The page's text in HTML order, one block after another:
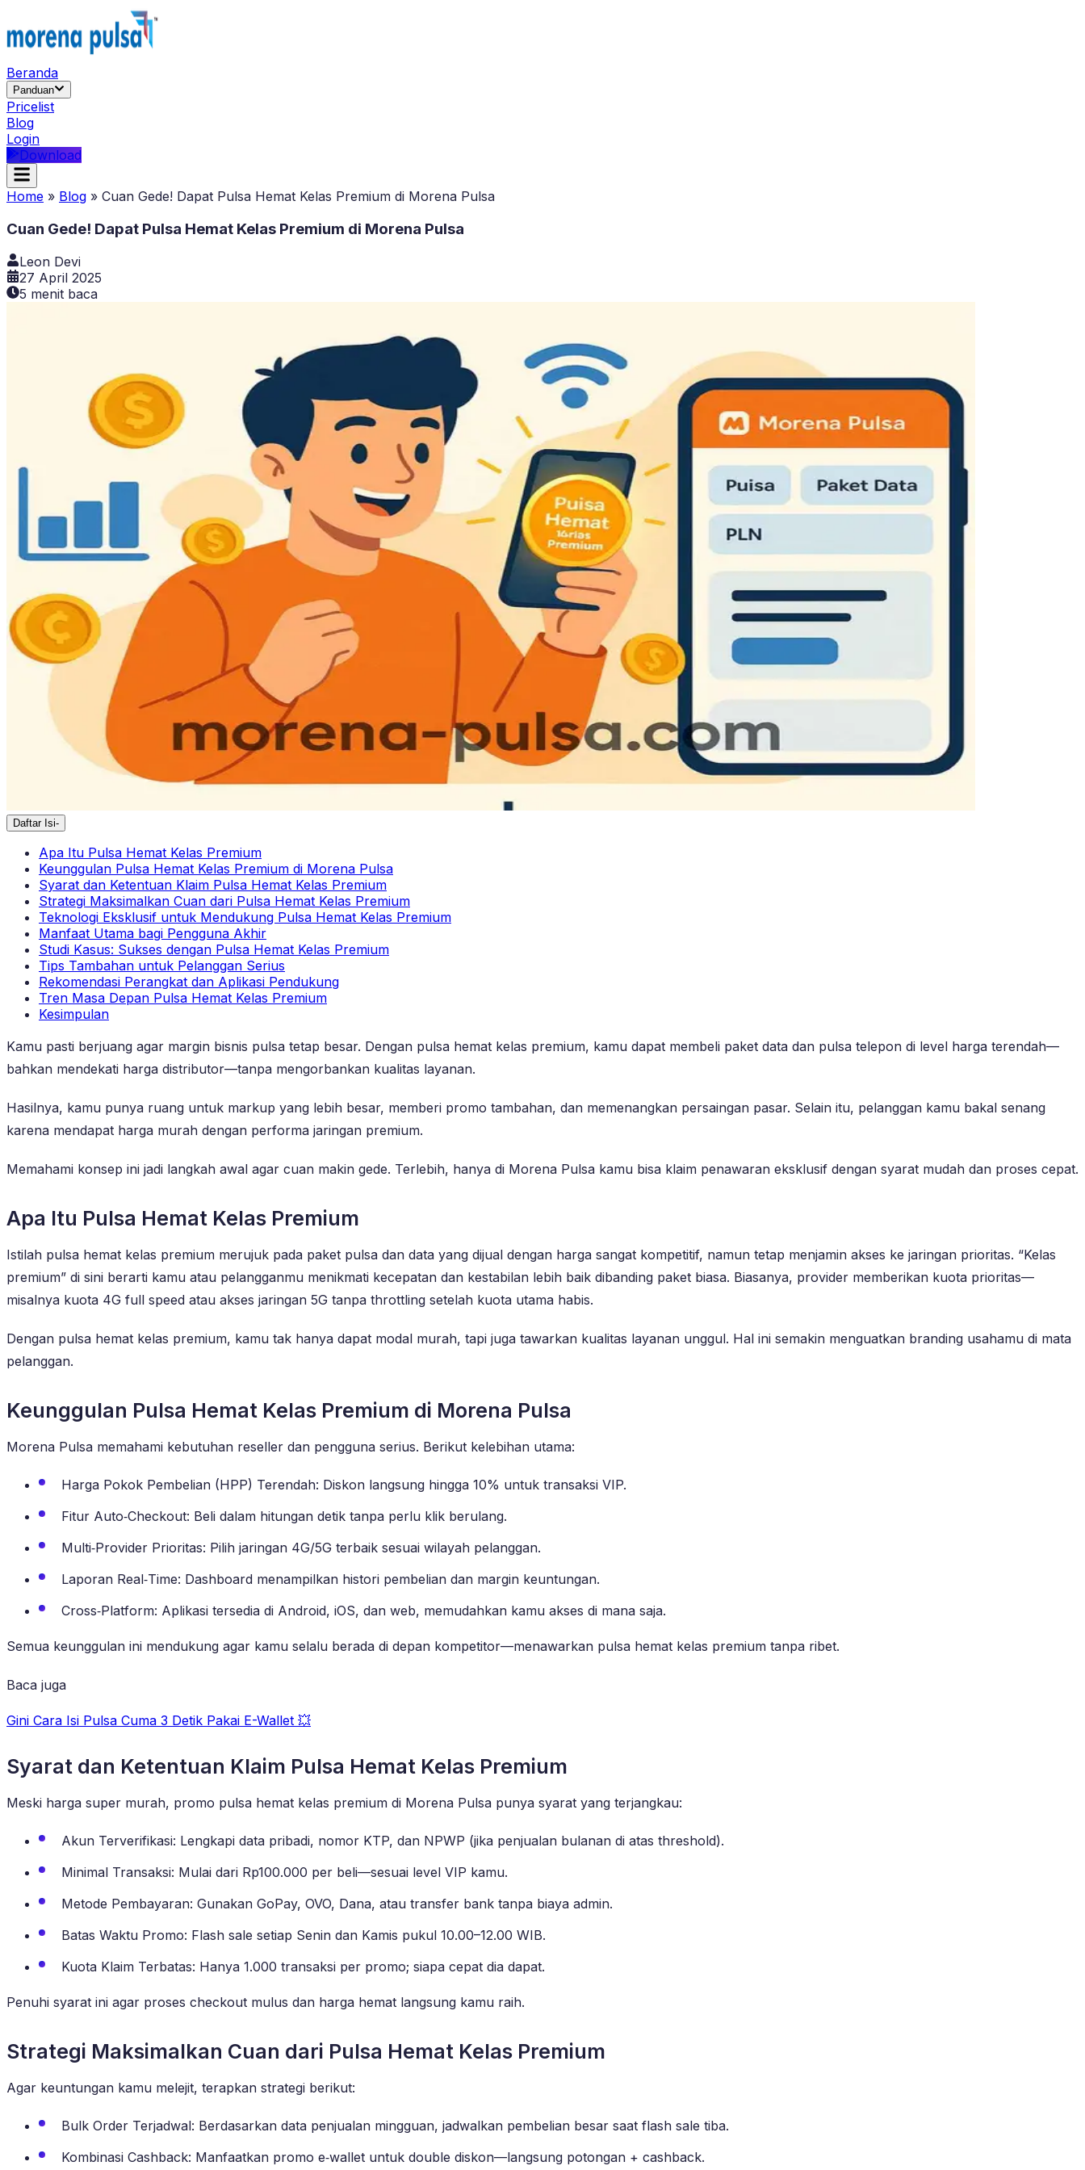
Beranda
Panduan
Pricelist
Blog
Login
Download
Home » Blog » Cuan Gede! Dapat Pulsa Hemat Kelas Premium di Morena Pulsa
Cuan Gede! Dapat Pulsa Hemat Kelas Premium di Morena Pulsa
Leon Devi
27 April 2025
5 menit baca
Daftar Isi-
Apa Itu Pulsa Hemat Kelas Premium
Keunggulan Pulsa Hemat Kelas Premium di Morena Pulsa
Syarat dan Ketentuan Klaim Pulsa Hemat Kelas Premium
Strategi Maksimalkan Cuan dari Pulsa Hemat Kelas Premium
Teknologi Eksklusif untuk Mendukung Pulsa Hemat Kelas Premium
Manfaat Utama bagi Pengguna Akhir
Studi Kasus: Sukses dengan Pulsa Hemat Kelas Premium
Tips Tambahan untuk Pelanggan Serius
Rekomendasi Perangkat dan Aplikasi Pendukung
Tren Masa Depan Pulsa Hemat Kelas Premium
Kesimpulan
Kamu pasti berjuang agar margin bisnis pulsa tetap besar. Dengan pulsa hemat kelas premium, kamu dapat membeli paket data dan pulsa telepon di level harga terendah—
bahkan mendekati harga distributor—tanpa mengorbankan kualitas layanan.
Hasilnya, kamu punya ruang untuk markup yang lebih besar, memberi promo tambahan, dan memenangkan persaingan pasar. Selain itu, pelanggan kamu bakal senang
karena mendapat harga murah dengan performa jaringan premium.
Memahami konsep ini jadi langkah awal agar cuan makin gede. Terlebih, hanya di Morena Pulsa kamu bisa klaim penawaran eksklusif dengan syarat mudah dan proses cepat.
Apa Itu Pulsa Hemat Kelas Premium
Istilah pulsa hemat kelas premium merujuk pada paket pulsa dan data yang dijual dengan harga sangat kompetitif, namun tetap menjamin akses ke jaringan prioritas. “Kelas
premium” di sini berarti kamu atau pelangganmu menikmati kecepatan dan kestabilan lebih baik dibanding paket biasa. Biasanya, provider memberikan kuota prioritas—
misalnya kuota 4G full speed atau akses jaringan 5G tanpa throttling setelah kuota utama habis.
Dengan pulsa hemat kelas premium, kamu tak hanya dapat modal murah, tapi juga tawarkan kualitas layanan unggul. Hal ini semakin menguatkan branding usahamu di mata
pelanggan.
Keunggulan Pulsa Hemat Kelas Premium di Morena Pulsa
Morena Pulsa memahami kebutuhan reseller dan pengguna serius. Berikut kelebihan utama:
Harga Pokok Pembelian (HPP) Terendah: Diskon langsung hingga 10% untuk transaksi VIP.
Fitur Auto‑Checkout: Beli dalam hitungan detik tanpa perlu klik berulang.
Multi‑Provider Prioritas: Pilih jaringan 4G/5G terbaik sesuai wilayah pelanggan.
Laporan Real‑Time: Dashboard menampilkan histori pembelian dan margin keuntungan.
Cross‑Platform: Aplikasi tersedia di Android, iOS, dan web, memudahkan kamu akses di mana saja.
Semua keunggulan ini mendukung agar kamu selalu berada di depan kompetitor—menawarkan pulsa hemat kelas premium tanpa ribet.
Baca juga
Gini Cara Isi Pulsa Cuma 3 Detik Pakai E-Wallet 💥
Syarat dan Ketentuan Klaim Pulsa Hemat Kelas Premium
Meski harga super murah, promo pulsa hemat kelas premium di Morena Pulsa punya syarat yang terjangkau:
Akun Terverifikasi: Lengkapi data pribadi, nomor KTP, dan NPWP (jika penjualan bulanan di atas threshold).
Minimal Transaksi: Mulai dari Rp100.000 per beli—sesuai level VIP kamu.
Metode Pembayaran: Gunakan GoPay, OVO, Dana, atau transfer bank tanpa biaya admin.
Batas Waktu Promo: Flash sale setiap Senin dan Kamis pukul 10.00–12.00 WIB.
Kuota Klaim Terbatas: Hanya 1.000 transaksi per promo; siapa cepat dia dapat.
Penuhi syarat ini agar proses checkout mulus dan harga hemat langsung kamu raih.
Strategi Maksimalkan Cuan dari Pulsa Hemat Kelas Premium
Agar keuntungan kamu melejit, terapkan strategi berikut:
Bulk Order Terjadwal: Berdasarkan data penjualan mingguan, jadwalkan pembelian besar saat flash sale tiba.
Kombinasi Cashback: Manfaatkan promo e‑wallet untuk double diskon—langsung potongan + cashback.